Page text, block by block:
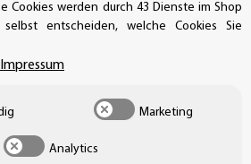
Cookies werden durch 43 Dienste im Shop
entscheiden, welche Cookies Sie
Impressum
Marketing
Analytics